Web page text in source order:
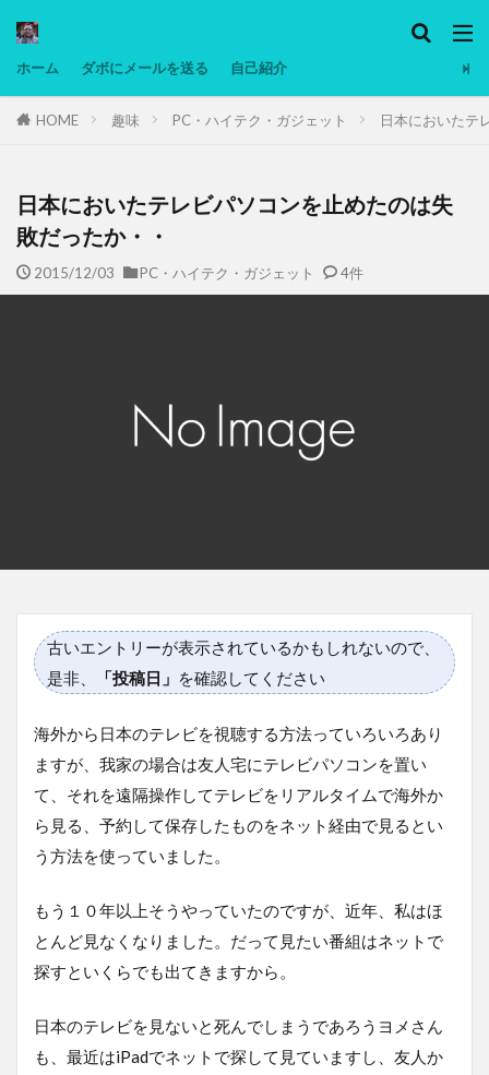
ホーム ダボにメールを送る 自己紹介
HOME 趣味 PC・ハイテク・ガジェット 日本においたテ
日本においたテレビパソコンを止めたのは失
敗だったか・・
2015/12/03 PC・ハイテク・ガジェット 4件
古いエントリーが表示されているかもしれないので、
是非、
「投稿日」 を確認してください
海外から日本のテレビを視聴する方法っていろいろあり
ますが、我家の場合は友人宅にテレビパソコンを置い
て、それを遠隔操作してテレビをリアルタイムで海外か
ら見る、予約して保存したものをネット経由で見るとい
う方法を使っていました。
もう１０年以上そうやっていたのですが、近年、私はほ
とんど見なくなりました。だって見たい番組はネットで
探すといくらでも出てきますから。
日本のテレビを見ないと死んでしまうであろうヨメさん
も、最近はiPadでネットで探して見ていますし、友人か
タグ
マレーシア動画
ヨーグルト
低温調理・スロークッカー
備忘録
動画 日本人村社会 脱水シート